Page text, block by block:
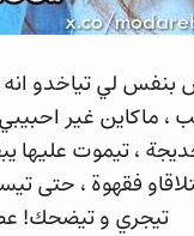
لي تياخدو انه
، ماكاين غير
، تيموت
فقهوة ، حتى
تيجري و تيضحك!